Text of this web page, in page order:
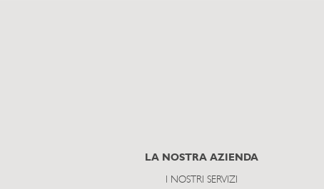
LA NOSTRA AZIENDA
I NOSTRI SERVIZI